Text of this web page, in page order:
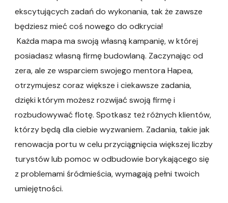
ekscytujących zadań do wykonania, tak że zawsze
będziesz mieć coś nowego do odkrycia!
Każda mapa ma swoją własną kampanię, w której
posiadasz własną firmę budowlaną. Zaczynając od
zera, ale ze wsparciem swojego mentora Hapea,
otrzymujesz coraz większe i ciekawsze zadania,
dzięki którym możesz rozwijać swoją firmę i
rozbudowywać flotę. Spotkasz też różnych klientów,
którzy będą dla ciebie wyzwaniem. Zadania, takie jak
renowacja portu w celu przyciągnięcia większej liczby
turystów lub pomoc w odbudowie borykającego się
z problemami śródmieścia, wymagają pełni twoich
umiejętności.